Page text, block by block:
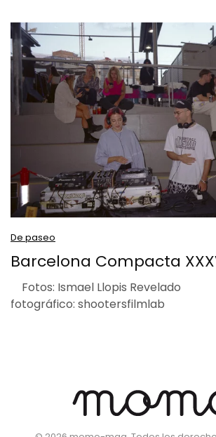
De paseo
Barcelona Compacta
Fotos: Ismael Llopis Revelado
fotográfico: shootersfilmlab